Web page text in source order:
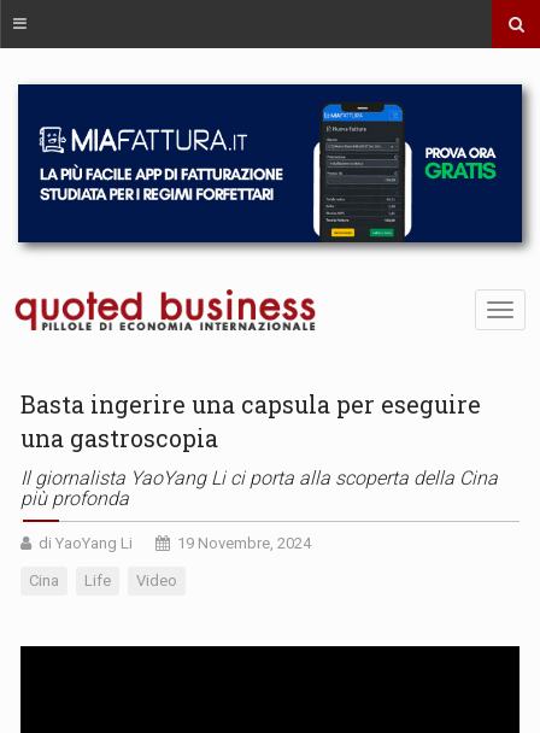
Basta ingerire una capsula per eseguire
una gastroscopia
Il giornalista YaoYang Li ci porta alla scoperta della Cina
più profonda
di YaoYang Li 19 Novembre, 2024
Cina Life Video